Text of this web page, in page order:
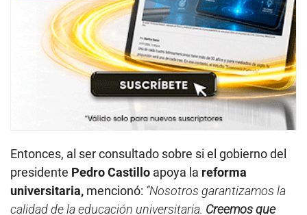
Entonces, al ser consultado sobre si el gobierno del
presidente Pedro Castillo apoya la reforma
universitaria, mencionó: “Nosotros garantizamos la
calidad de la educación universitaria. Creemos que